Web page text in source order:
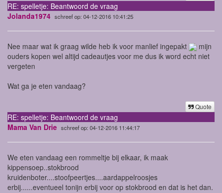
RE: spelletje: Beantwoord de vraag
Jolanda1974 schreef op: 04-12-2016 10:41:25
Nee maar wat ik graag wilde heb ik voor manlief ingepakt
mijn
ouders kopen wel altijd cadeautjes voor me dus ik word echt niet
vergeten
Wat ga je eten vandaag?
Quote
RE: spelletje: Beantwoord de vraag
Mama Van Drie schreef op: 04-12-2016 11:44:17
We eten vandaag een rommeltje bij elkaar, ik maak
kippensoep..stokbrood
kruidenboter....stoofpeertjes....aardappelroosjes
erbij......eventueel tonijn erbij voor op stokbrood en dat is het dan.